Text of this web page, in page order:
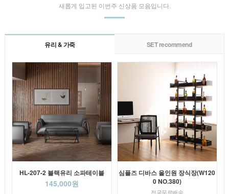
새롭게 입고된 이번주 신상품 모음입니다.
유리 & 가죽 SET recommend
HL-207-2 블랙유리 소파테이블
145,000원
심플즈 디바스 올인원 장식장(W120
0 NO.380)
전국무료배송